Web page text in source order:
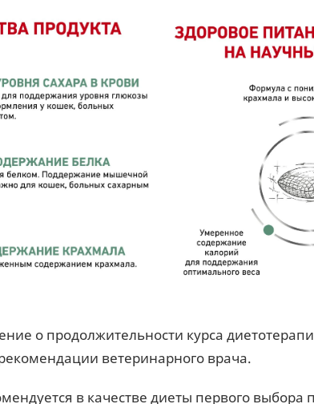
о продолжительности курса
ветеринарного врача.
в качестве диеты первого